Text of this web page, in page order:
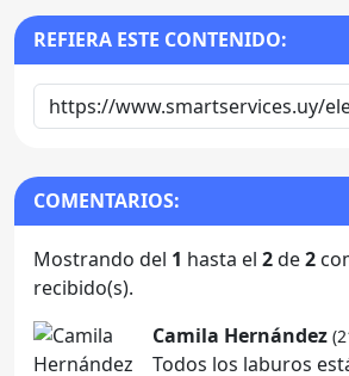
REFIERA ESTE CONTENIDO:
COMENTARIOS:
Mostrando del 1 hasta el 2de2
recibido(s).
Camila Hernández
Todos los laburos